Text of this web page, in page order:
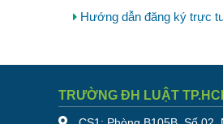
Hướng dẫn đăng ký trực
TRƯỜNG ĐH LUẬT